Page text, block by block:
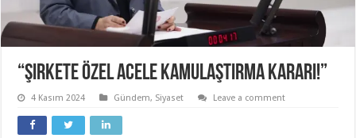
“Şirkete özel acele kamulaştırma kararı!”
4 Kasım 2024 Gündem, Siyaset Leave a comment